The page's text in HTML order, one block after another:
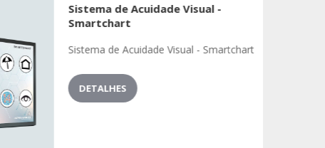
Sistema de Acuidade Visual -
Smartchart
Sistema de Acuidade Visual - Smartchart
DETALHES